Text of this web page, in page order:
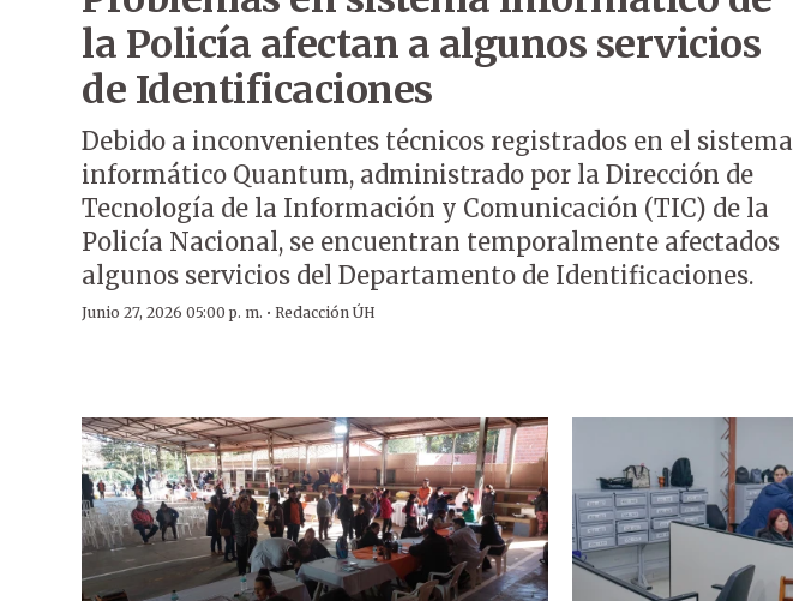
la Policía afectan a algunos servicios
de Identificaciones
Debido a inconvenientes técnicos registrados en el sistema
informático Quantum, administrado por la Dirección de
Tecnología de la Información y Comunicación (TIC) de la
Policía Nacional, se encuentran temporalmente afectados
algunos servicios del Departamento de Identificaciones.
Junio 27, 2026 05:00 p. m. · Redacción ÚH